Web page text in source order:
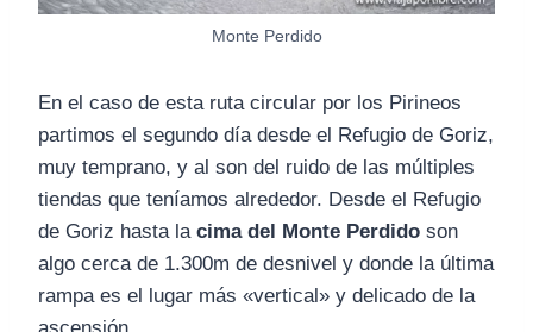
Monte Perdido
En el caso de esta ruta circular por los Pirineos
partimos el segundo día desde el Refugio de Goriz,
muy temprano, y al son del ruido de las múltiples
tiendas que teníamos alrededor. Desde el Refugio
de Goriz hasta la cima del Monte Perdido son
algo cerca de 1.300m de desnivel y donde la última
rampa es el lugar más «vertical» y delicado de la